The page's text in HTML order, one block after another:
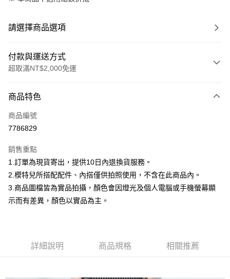
請選擇商品選項
付款與運送方式
超取滿NT$2,000免運
信用卡一次付款
信用卡分期付款
合作金庫商業銀行
華南商業銀行
彰化商業銀行
上海商業儲蓄銀行
台北富邦商業銀行
國泰世華商業銀行
兆豐國際商業銀行
臺灣中小企業銀行
玉山商業銀行
星展（台灣）商業銀行
台新國際商業銀行
中國信託商業銀行
超商取貨付款
LINE Pay
Apple Pay
Google Pay
商品特色
商品編號
7786829
銷售重點
1.訂單為現貨寄出，提供10日內退換貨服務。
2.模特兒所搭配配件、內搭僅供拍照使用，不含在此商品內。
3.商品圖檔皆為實品拍攝，顏色會因燈光及個人電腦或手機螢幕顯
示而有差異，顏色以實品為主。
詳細說明 商品規格 相關推薦